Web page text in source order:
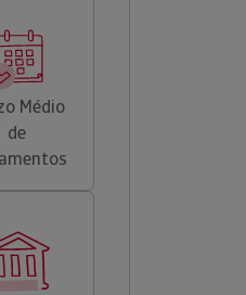
Médio
de